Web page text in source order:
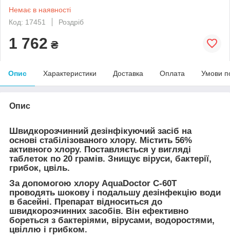
Немає в наявності
Код: 17451
Роздріб
1 762 ₴
Опис Характеристики Доставка Оплата Умови
Опис
Швидкорозчинний дезінфікуючий засіб на
основі стабілізованого хлору. Містить 56%
активного хлору. Поставляється у вигляді
таблеток по 20 грамів. Знищує віруси, бактерії,
грибок, цвіль.
За допомогою хлору AquaDoctor C-60Т
проводять шокову і подальшу дезінфекцію води
в басейні. Препарат відноситься до
швидкорозчинних засобів. Він ефективно
бореться з бактеріями, вірусами, водоростями,
цвіллю і грибком.